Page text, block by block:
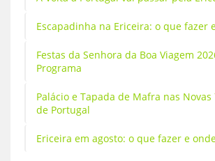
Escapadinha na Ericeira: o que fazer
Festas da Senhora da Boa Viagem
Programa
Palácio e Tapada de Mafra nas
de Portugal
Ericeira em agosto: o que fazer e